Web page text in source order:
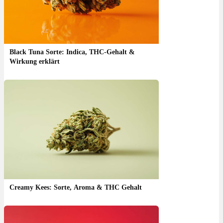
Black Tuna Sorte: Indica, THC-Gehalt &
Wirkung erklärt
Creamy Kees: Sorte, Aroma & THC Gehalt